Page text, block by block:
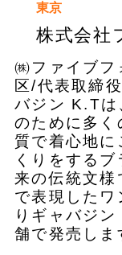
東京
株式会社
㈱ファイブフ
区/代表取締
バジン K.Tは
のために多く
質で着心地
くりをする
来の伝統文様
で表現したワ
りギャバジ
舗で発売しま